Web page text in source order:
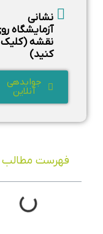
نشانی
آزمایشگاه
نقشه (کلیک
کنید)
جوابدهی
آنلاین
فهرست مطالب